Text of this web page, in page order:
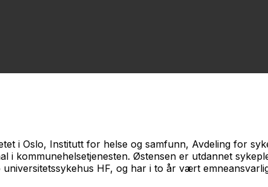
i Oslo, Institutt for helse og samfunn, Avdeling for
i kommunehelsetjenesten. Østensen er utdannet
HF, og har i to år vært